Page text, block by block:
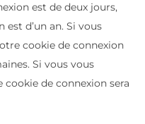
est de deux jours,
est d’un an. Si vous
cookie de connexion
Si vous vous
de connexion sera